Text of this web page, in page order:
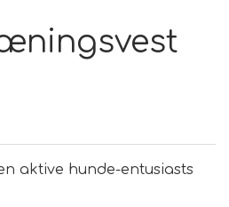
aktive hunde-entusiasts